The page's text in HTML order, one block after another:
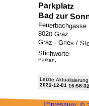
Parkplatz
Bad zur
Feuerbachgasse
8020 Graz
Graz - Gries /
Stichworte:
Parken,
Letzte
2022-12-01 16:58:32